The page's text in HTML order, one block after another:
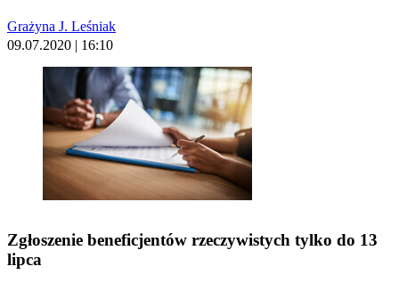
Grażyna J. Leśniak
09.07.2020 | 16:10
Zgłoszenie beneficjentów rzeczywistych tylko do 13
lipca